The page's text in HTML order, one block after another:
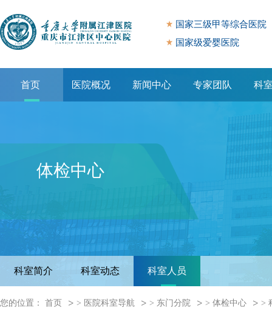
国家三级甲等综合医院
国家级爱婴医院
首页 医院概况 新闻中心 专家团队 科
体检中心
科室简介 科室动态 科室人员
您的位置： 首页 > 医院科室导航 > 东门分院 > 体检中心 >